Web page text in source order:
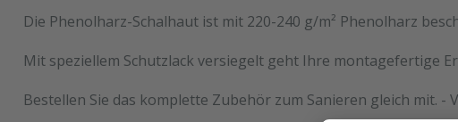
Die Phenolharz-Schalhaut ist mit 220-240 g/m² Phenolharz
Mit speziellem Schutzlack versiegelt geht Ihre montagefertige
Bestellen Sie das komplette Zubehör zum Sanieren gleich mit.